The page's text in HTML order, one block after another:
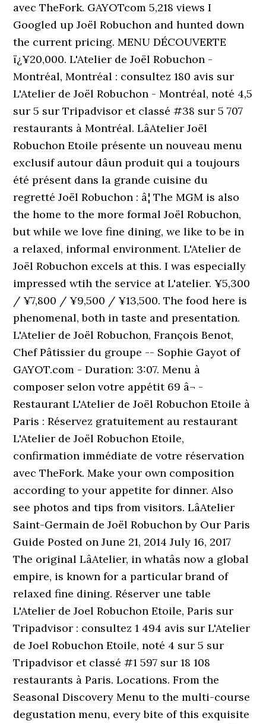
avec TheFork. GAYOTcom 5,218 views I
Googled up Joël Robuchon and hunted down
the current pricing. MENU DÉCOUVERTE
ï¿¥20,000. L'Atelier de Joël Robuchon -
Montréal, Montréal : consultez 180 avis sur
L'Atelier de Joël Robuchon - Montréal, noté 4,5
sur 5 sur Tripadvisor et classé #38 sur 5 707
restaurants à Montréal. LâAtelier Joël
Robuchon Etoile présente un nouveau menu
exclusif autour dâun produit qui a toujours
été présent dans la grande cuisine du
regretté Joël Robuchon : â¦ The MGM is also
the home to the more formal Joël Robuchon,
but while we love fine dining, we like to be in
a relaxed, informal environment. L'Atelier de
Joël Robuchon excels at this. I was especially
impressed wtih the service at L'atelier. ¥5,300
/ ¥7,800 / ¥9,500 / ¥13,500. The food here is
phenomenal, both in taste and presentation.
L'Atelier de Joël Robuchon, François Benot,
Chef Pâtissier du groupe -- Sophie Gayot of
GAYOT.com - Duration: 3:07. Menu à
composer selon votre appétit 69 â¬ -
Restaurant L'Atelier de Joël Robuchon Etoile à
Paris : Réservez gratuitement au restaurant
L'Atelier de Joël Robuchon Etoile,
confirmation immédiate de votre réservation
avec TheFork. Make your own composition
according to your appetite for dinner. Also
see photos and tips from visitors. LâAtelier
Saint-Germain de Joël Robuchon by Our Paris
Guide Posted on June 21, 2014 July 16, 2017
The original LâAtelier, in whatâs now a global
empire, is known for a particular brand of
relaxed fine dining. Réserver une table
L'Atelier de Joel Robuchon Etoile, Paris sur
Tripadvisor : consultez 1 494 avis sur L'Atelier
de Joel Robuchon Etoile, noté 4 sur 5 sur
Tripadvisor et classé #1 597 sur 18 108
restaurants à Paris. Locations. From the
Seasonal Discovery Menu to the multi-course
degustation menu, every bite of this exquisite